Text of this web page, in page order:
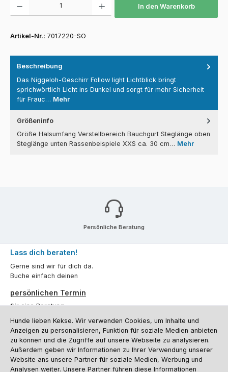
In den Warenkorb
Artikel-Nr.: 7017220-SO
Beschreibung
Das Niggeloh-Geschirr Follow light Lichtblick bringt
sprichwörtlich Licht ins Dunkel und sorgt für mehr Sicherheit
für Frauc… Mehr
Größeninfo
Größe Halsumfang Verstellbereich Bauchgurt Steglänge oben
Steglänge unten Rassenbeispiele XXS ca. 30 cm… Mehr
Persönliche Beratung
Lass dich beraten!
Gerne sind wir für dich da.
Buche einfach deinen
persönlichen Termin
für eine Beratung.
Oder über unserKontaktformular.
Vertrag widerrufen
Hunde lieben Kekse. Wir verwenden Cookies, um Inhalte und
Anzeigen zu personalisieren, Funktion für soziale Medien anbieten
zu können und die Zugriffe auf unsere Webseite zu analysieren.
Außerdem geben wir Informationen zu Ihrer Verwendung unserer
Website ans unsere Partner für soziale Medien, Werbung und
Analysen weiter. Unsere Partner führen diese Informationen